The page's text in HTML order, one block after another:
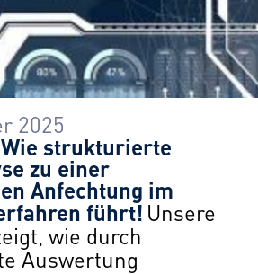
2025
strukturierte
zu einer
Anfechtung im
führt! Unsere
wie durch
Auswertung